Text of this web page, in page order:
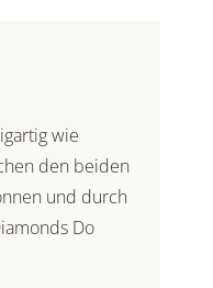
wie
den beiden
und durch
Do